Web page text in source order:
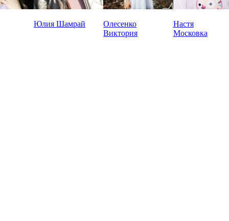
Юлия Шамрай
Олесенко
Виктория
Настя
Московка